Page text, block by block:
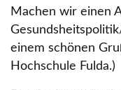
Machen wir einen
einem schönen
Hochschule Fulda.)